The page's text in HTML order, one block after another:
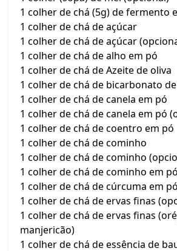
1 colher de chá (5g) de fermento
1 colher de chá de açúcar
1 colher de chá de açúcar
1 colher de chá de alho em pó
1 colher de chá de Azeite de oliva
1 colher de chá de bicarbonato
1 colher de chá de canela em pó
1 colher de chá de canela em pó
1 colher de chá de coentro em pó
1 colher de chá de cominho
1 colher de chá de cominho
1 colher de chá de cominho em pó
1 colher de chá de cúrcuma em pó
1 colher de chá de ervas finas
1 colher de chá de ervas finas
manjericão)
1 colher de chá de essência de